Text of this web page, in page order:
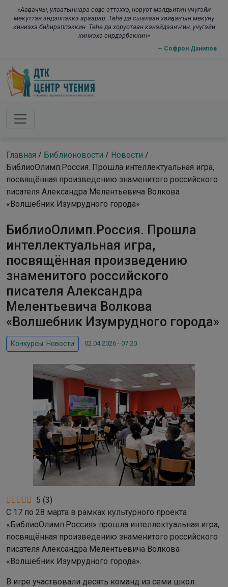
«Ааҕааччы, улаатыннара соҕус эттэххэ, норуот мэлдьитин үчүгэйи
мөкүттэн эндэппэккэ араарар. Төһө да сыалаан хайҕааҥын мөкүнү
киниэхэ биһирэппэккин. Төһө да хоруотаан кэнэйдээҥҥин, үчүгэйи
киниэхэ сирдэрбэккин»
— Софрон Данилов
Skip to main content
Главная / Библионовости / Новости /
БиблиоОлимп.Россия. Прошла интеллектуальная игра,
посвящённая произведению знаменитого российского
писателя Александра Мелентьевича Волкова
«Волшебник Изумрудного города»
БиблиоОлимп.Россия. Прошла
интеллектуальная игра,
посвящённая произведению
знаменитого российского
писателя Александра
Мелентьевича Волкова
«Волшебник Изумрудного города»
Конкурсы Новости 02.04.2026 - 07:20
5 (3)
С 17 по 28 марта в рамках культурного проекта
«БиблиоОлимп.Россия» прошла интеллектуальная игра,
посвящённая произведению знаменитого российского
писателя Александра Мелентьевича Волкова
«Волшебник Изумрудного города».
В игре участвовали десять команд из семи школ